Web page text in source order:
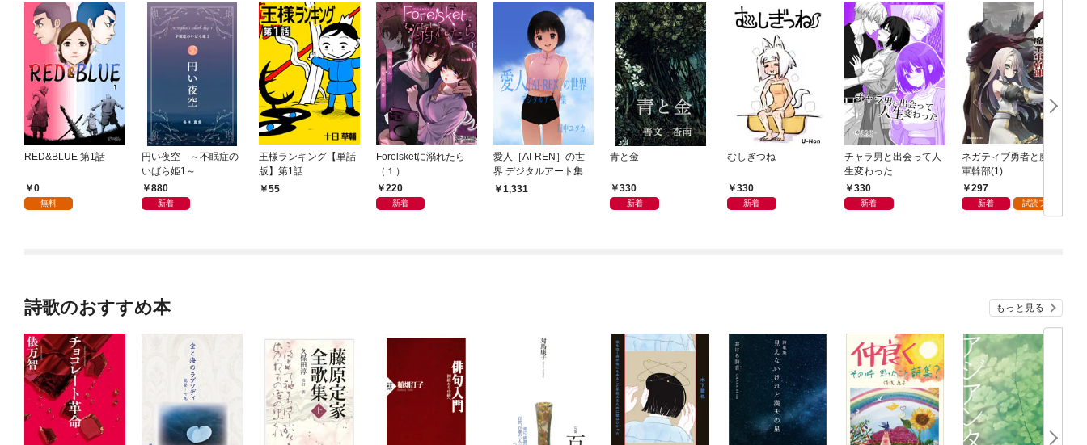
RED&BLUE 第1話
0
無料
円い夜空 ～不眠症の
いばら姫1～
880
新着
王様ランキング【単話
版】第1話
55
Forelsketに溺れたら
（１）
220
新着
愛人［AI-REN］の世
界 デジタルアート集
1,331
青と金
330
新着
むしぎつね
330
新着
チャラ男と出会って人
生変わった
330
新着
ネガティブ勇者と魔王
軍幹部(1)
297
新着 試読フル
詩歌のおすすめ本 もっと見る